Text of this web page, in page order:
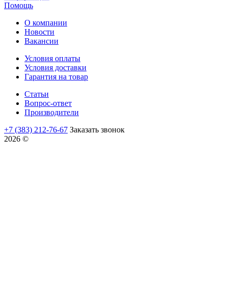
Помощь
О компании
Новости
Вакансии
Условия оплаты
Условия доставки
Гарантия на товар
Статьи
Вопрос-ответ
Производители
+7 (383) 212-76-67 Заказать звонок
2026 ©